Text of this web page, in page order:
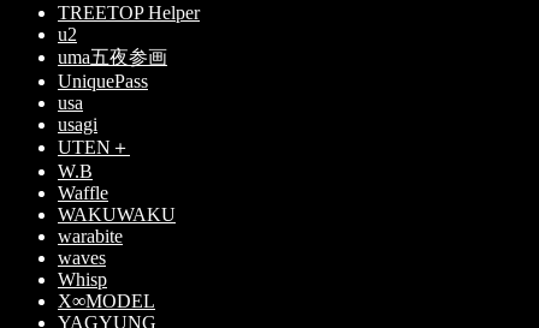
TREETOP Helper
u2
uma五夜参画
UniquePass
usa
usagi
UTEN＋
W.B
Waffle
WAKUWAKU
warabite
waves
Whisp
X∞MODEL
YAGYUNG